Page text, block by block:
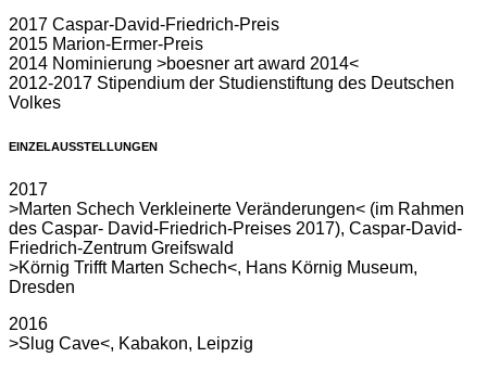
2017 Caspar-David-Friedrich-Preis
2015 Marion-Ermer-Preis
2014 Nominierung >boesner art award 2014<
2012-2017 Stipendium der Studienstiftung des Deutschen
Volkes
EINZELAUSSTELLUNGEN
2017
>Marten Schech Verkleinerte Veränderungen< (im Rahmen
des Caspar- David-Friedrich-Preises 2017), Caspar-David-
Friedrich-Zentrum Greifswald
>Körnig Trifft Marten Schech<, Hans Körnig Museum,
Dresden
2016
>Slug Cave<, Kabakon, Leipzig